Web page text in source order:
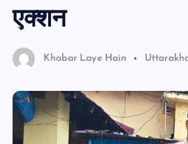
एक्शन
Khabar Laye Hain